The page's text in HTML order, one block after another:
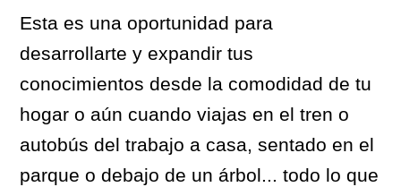
Esta es una oportunidad para
desarrollarte y expandir tus
conocimientos desde la comodidad de tu
hogar o aún cuando viajas en el tren o
autobús del trabajo a casa, sentado en el
parque o debajo de un árbol... todo lo que